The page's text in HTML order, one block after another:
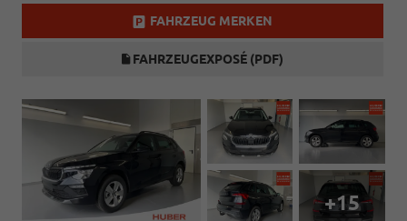
FAHRZEUG MERKEN
FAHRZEUGEXPOSÉ (PDF)
+15